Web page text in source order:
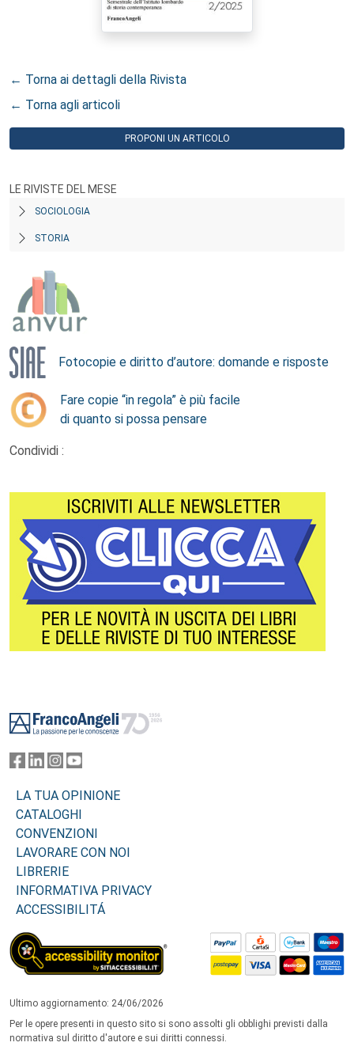
← Torna ai dettagli della Rivista
← Torna agli articoli
PROPONI UN ARTICOLO
LE RIVISTE DEL MESE
SOCIOLOGIA
STORIA
Fotocopie e diritto d’autore: domande e risposte
Fare copie “in regola” è più facile
di quanto si possa pensare
Condividi :
LA TUA OPINIONE
CATALOGHI
CONVENZIONI
LAVORARE CON NOI
LIBRERIE
INFORMATIVA PRIVACY
ACCESSIBILITÁ
Ultimo aggiornamento: 24/06/2026
Per le opere presenti in questo sito si sono assolti gli obblighi previsti dalla
normativa sul diritto d'autore e sui diritti connessi.